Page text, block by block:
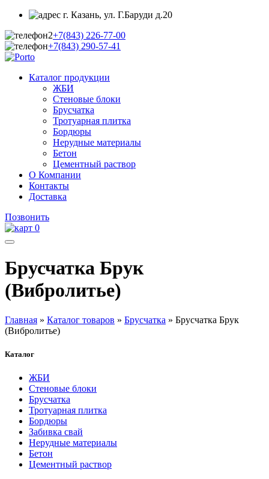
г. Казань, ул. Г.Баруди д.20
+7(843) 226-77-00
+7(843) 290-57-41
Каталог продукции
ЖБИ
Стеновые блоки
Брусчатка
Тротуарная плитка
Бордюры
Нерудные материалы
Бетон
Цементный раствор
О Компании
Контакты
Доставка
Позвонить
0
Брусчатка Брук
(Вибролитье)
Главная » Каталог товаров » Брусчатка » Брусчатка Брук
(Вибролитье)
Каталог
ЖБИ
Стеновые блоки
Брусчатка
Тротуарная плитка
Бордюры
Забивка свай
Нерудные материалы
Бетон
Цементный раствор